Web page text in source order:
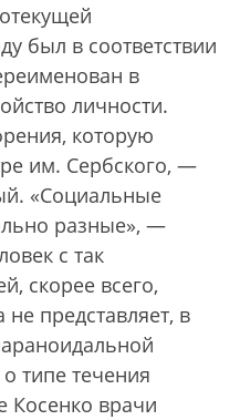
был в соответствии
в
личности.
которую
им. Сербского, —
«Социальные
разные», —
с так
скорее всего,
представляет, в
типе течения
Косенко врачи